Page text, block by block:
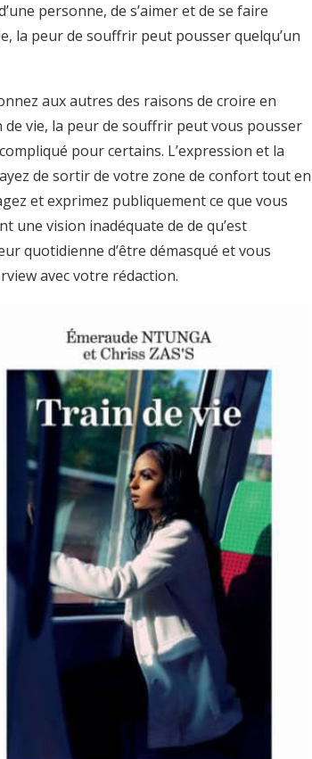
personne, de s’aimer et de se faire
la peur de souffrir peut pousser quelqu’un
aux autres des raisons de croire en
vie, la peur de souffrir peut vous pousser
pour certains. L’expression et la
de sortir de votre zone de confort tout en
et exprimez publiquement ce que vous
une vision inadéquate de de qu’est
quotidienne d’être démasqué et vous
avec votre rédaction.